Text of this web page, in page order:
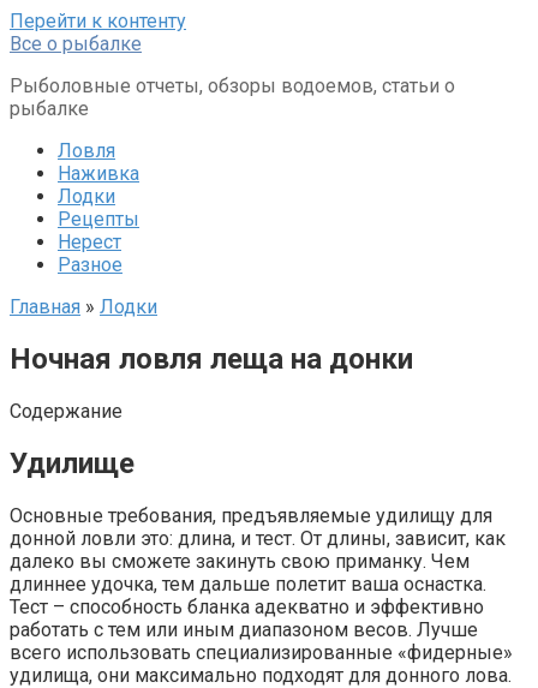
Перейти к контенту
Все о рыбалке
Рыболовные отчеты, обзоры водоемов, статьи о
рыбалке
Ловля
Наживка
Лодки
Рецепты
Нерест
Разное
Главная » Лодки
Ночная ловля леща на донки
Содержание
Удилище
Основные требования, предъявляемые удилищу для
донной ловли это: длина, и тест. От длины, зависит, как
далеко вы сможете закинуть свою приманку. Чем
длиннее удочка, тем дальше полетит ваша оснастка.
Тест – способность бланка адекватно и эффективно
работать с тем или иным диапазоном весов. Лучше
всего использовать специализированные «фидерные»
удилища, они максимально подходят для донного лова.